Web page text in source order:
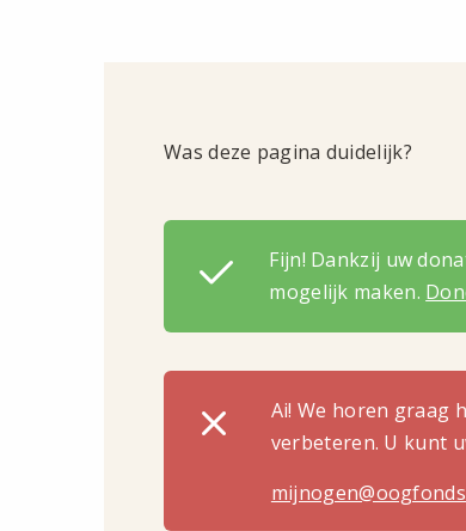
Was deze pagina duidelijk?
Fijn! Dankzij uw
mogelijk maken.
Ai! We horen graag
verbeteren. U kunt